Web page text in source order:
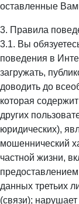
оставленные
3. Правила
3.1. Вы
поведения в
загружать,
доводить до
которая
других
юридических),
мошеннический
частной жизни,
данных третьих
(связи);